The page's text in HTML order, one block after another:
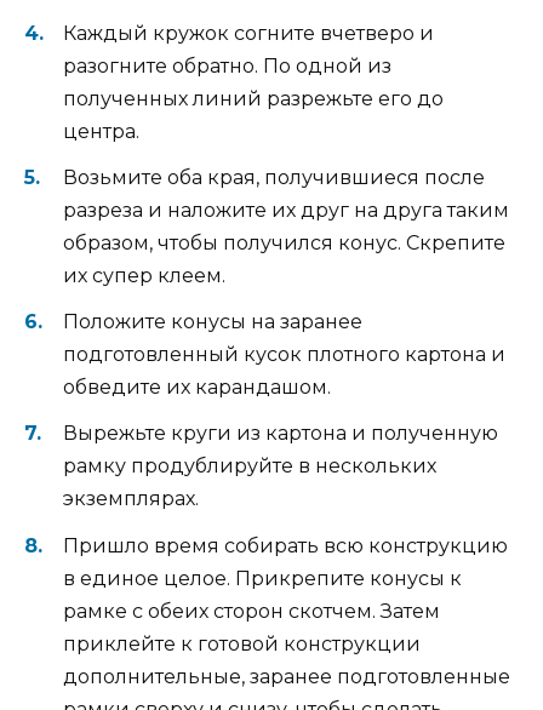
Каждый кружок согните вчетверо и
разогните обратно. По одной из
полученных линий разрежьте его до
центра.
Возьмите оба края, получившиеся после
разреза и наложите их друг на друга таким
образом, чтобы получился конус. Скрепите
их супер клеем.
Положите конусы на заранее
подготовленный кусок плотного картона и
обведите их карандашом.
Вырежьте круги из картона и полученную
рамку продублируйте в нескольких
экземплярах.
Пришло время собирать всю конструкцию
в единое целое. Прикрепите конусы к
рамке с обеих сторон скотчем. Затем
приклейте к готовой конструкции
дополнительные, заранее подготовленные